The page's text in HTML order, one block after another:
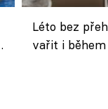
Léto bez
vařit i